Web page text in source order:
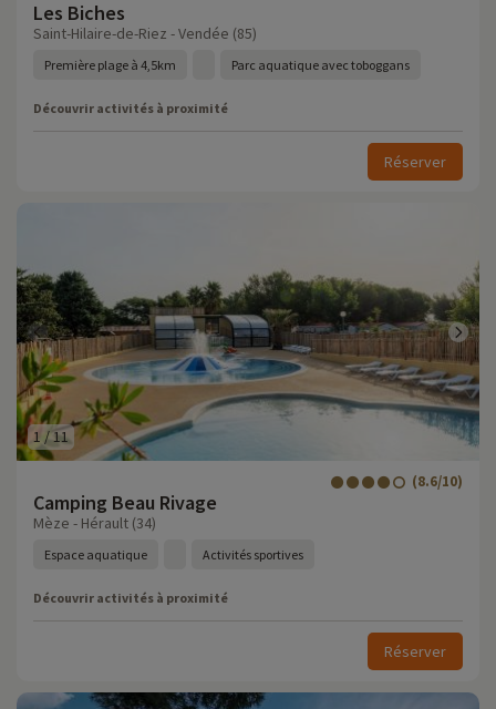
Les Biches
Saint-Hilaire-de-Riez - Vendée (85)
Première plage à 4,5km Parc aquatique avec toboggans
Découvrir activités à proximité
Réserver
1 /11
Camping Beau Rivage
(8.6/10)
Mèze - Hérault (34)
Espace aquatique Activités sportives
Découvrir activités à proximité
Réserver